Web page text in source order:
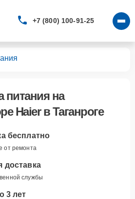
+7 (800) 100-91-25
питанияна
Haier в Таганроге
бесплатно
от ремонта
доставка
службы
3 лет